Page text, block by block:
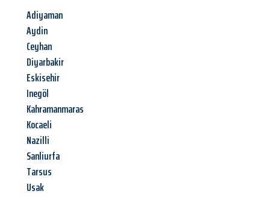
Adiyaman
Aydin
Ceyhan
Diyarbakir
Eskisehir
Inegöl
Kahramanmaras
Kocaeli
Nazilli
Sanliurfa
Tarsus
Usak